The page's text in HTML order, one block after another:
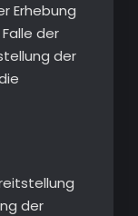
Erhebung
der
der
der